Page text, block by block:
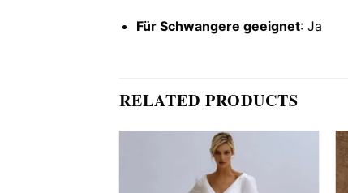
Für Schwangere geeignet: Ja
RELATED PRODUCTS